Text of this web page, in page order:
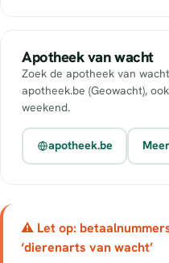
Apotheek van wacht
Zoek de apotheek van
apotheek.be (Geowacht),
weekend.
apotheek.be
⚠ Let op:
‘dierenarts van wacht’